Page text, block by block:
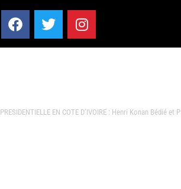
PRESIDENTIELLE EN COTE D’IVOIRE : Henri Konan